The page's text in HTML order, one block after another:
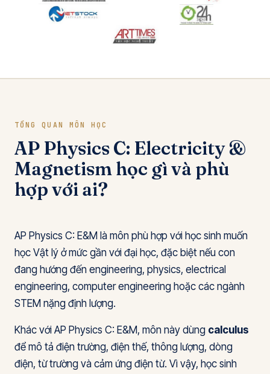
TỔNG QUAN MÔN HỌC
AP Physics C: Electricity &
Magnetism học gì và phù
hợp với ai?
AP Physics C: E&M là môn phù hợp với học sinh muốn
học Vật lý ở mức gần với đại học, đặc biệt nếu con
đang hướng đến engineering, physics, electrical
engineering, computer engineering hoặc các ngành
STEM nặng định lượng.
Khác với AP Physics C: E&M, môn này dùng calculus
để mô tả điện trường, điện thế, thông lượng, dòng
điện, từ trường và cảm ứng điện từ. Vì vậy, học sinh